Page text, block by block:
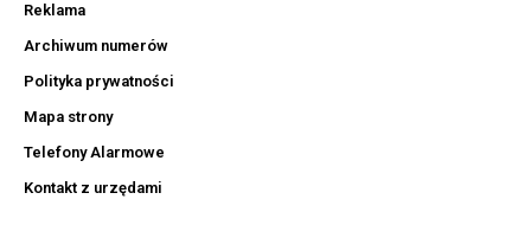
Reklama
Archiwum numerów
Polityka prywatności
Mapa strony
Telefony Alarmowe
Kontakt z urzędami